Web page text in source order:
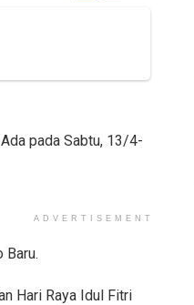
pada Sabtu, 13/4-
ADVERTISEMENT
Baru.
Hari Raya Idul Fitri